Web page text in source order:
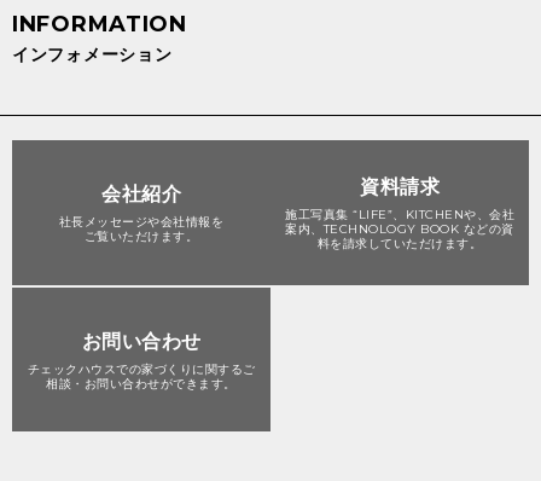
インフォメーション
会社紹介
社長メッセージや会社情報を
ご覧いただけます。
資料請求
施工写真集 “LIFE”、KITCHENや、会社
案内、TECHNOLOGY BOOK などの資
料を請求していただけます。
お問い合わせ
チェックハウスでの家づくりに関する ご
相談・お問い合わせができます。